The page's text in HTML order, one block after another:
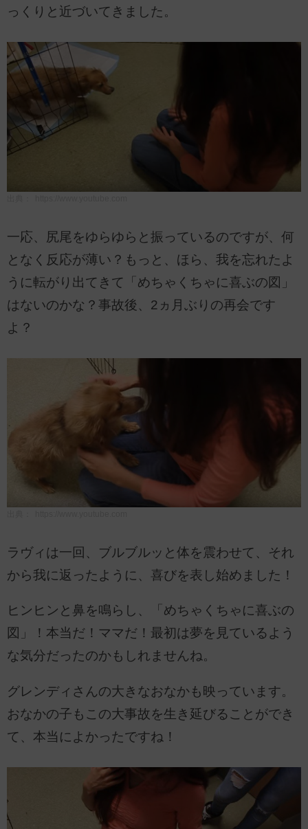
っくりと近づいてきました。
一応、尻尾をゆらゆらと振っているのですが、何
となく反応が薄い？もっと、ほら、我を忘れたよ
うに転がり出てきて「めちゃくちゃに喜ぶの図」
はないのかな？事故後、2ヵ月ぶりの再会です
よ？
ラヴィは一回、ブルブルッと体を震わせて、それ
から我に返ったように、喜びを表し始めました！
ヒンヒンと鼻を鳴らし、「めちゃくちゃに喜ぶの
図」！本当だ！ママだ！最初は夢を見ているよう
な気分だったのかもしれませんね。
グレンディさんの大きなおなかも映っています。
おなかの子もこの大事故を生き延びることができ
て、本当によかったですね！